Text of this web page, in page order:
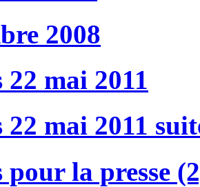
2008
22 mai 2011
22 mai 2011
pour la presse